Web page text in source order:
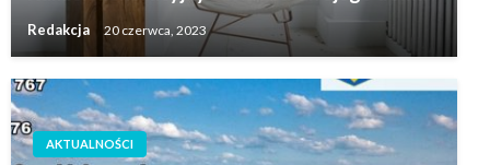
Redakcja 20 czerwca, 2023
AKTUALNOŚCI